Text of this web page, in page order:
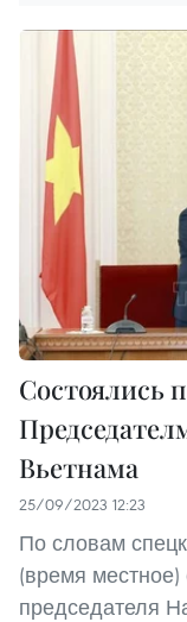
Состоялись
Вьетнама
25/09/2023 12:23
По словам
(время местное)
председателя